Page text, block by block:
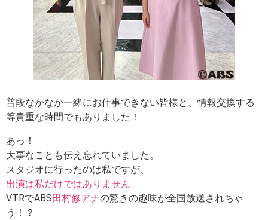
普段なかなか一緒にお仕事できない皆様と、情報交換する
等貴重な時間でもありました！
あっ！
大事なことも伝え忘れていました。
スタジオに行ったのは私ですが、
出演は私だけではありません…
VTRでABS田村修アナの驚きの趣味が全国放送されちゃ
う！？